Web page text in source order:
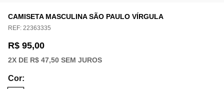
CAMISETA MASCULINA SÃO PAULO VÍRGULA
REF: 22363335
R$ 95,00
2X DE R$ 47,50 SEM JUROS
Cor: